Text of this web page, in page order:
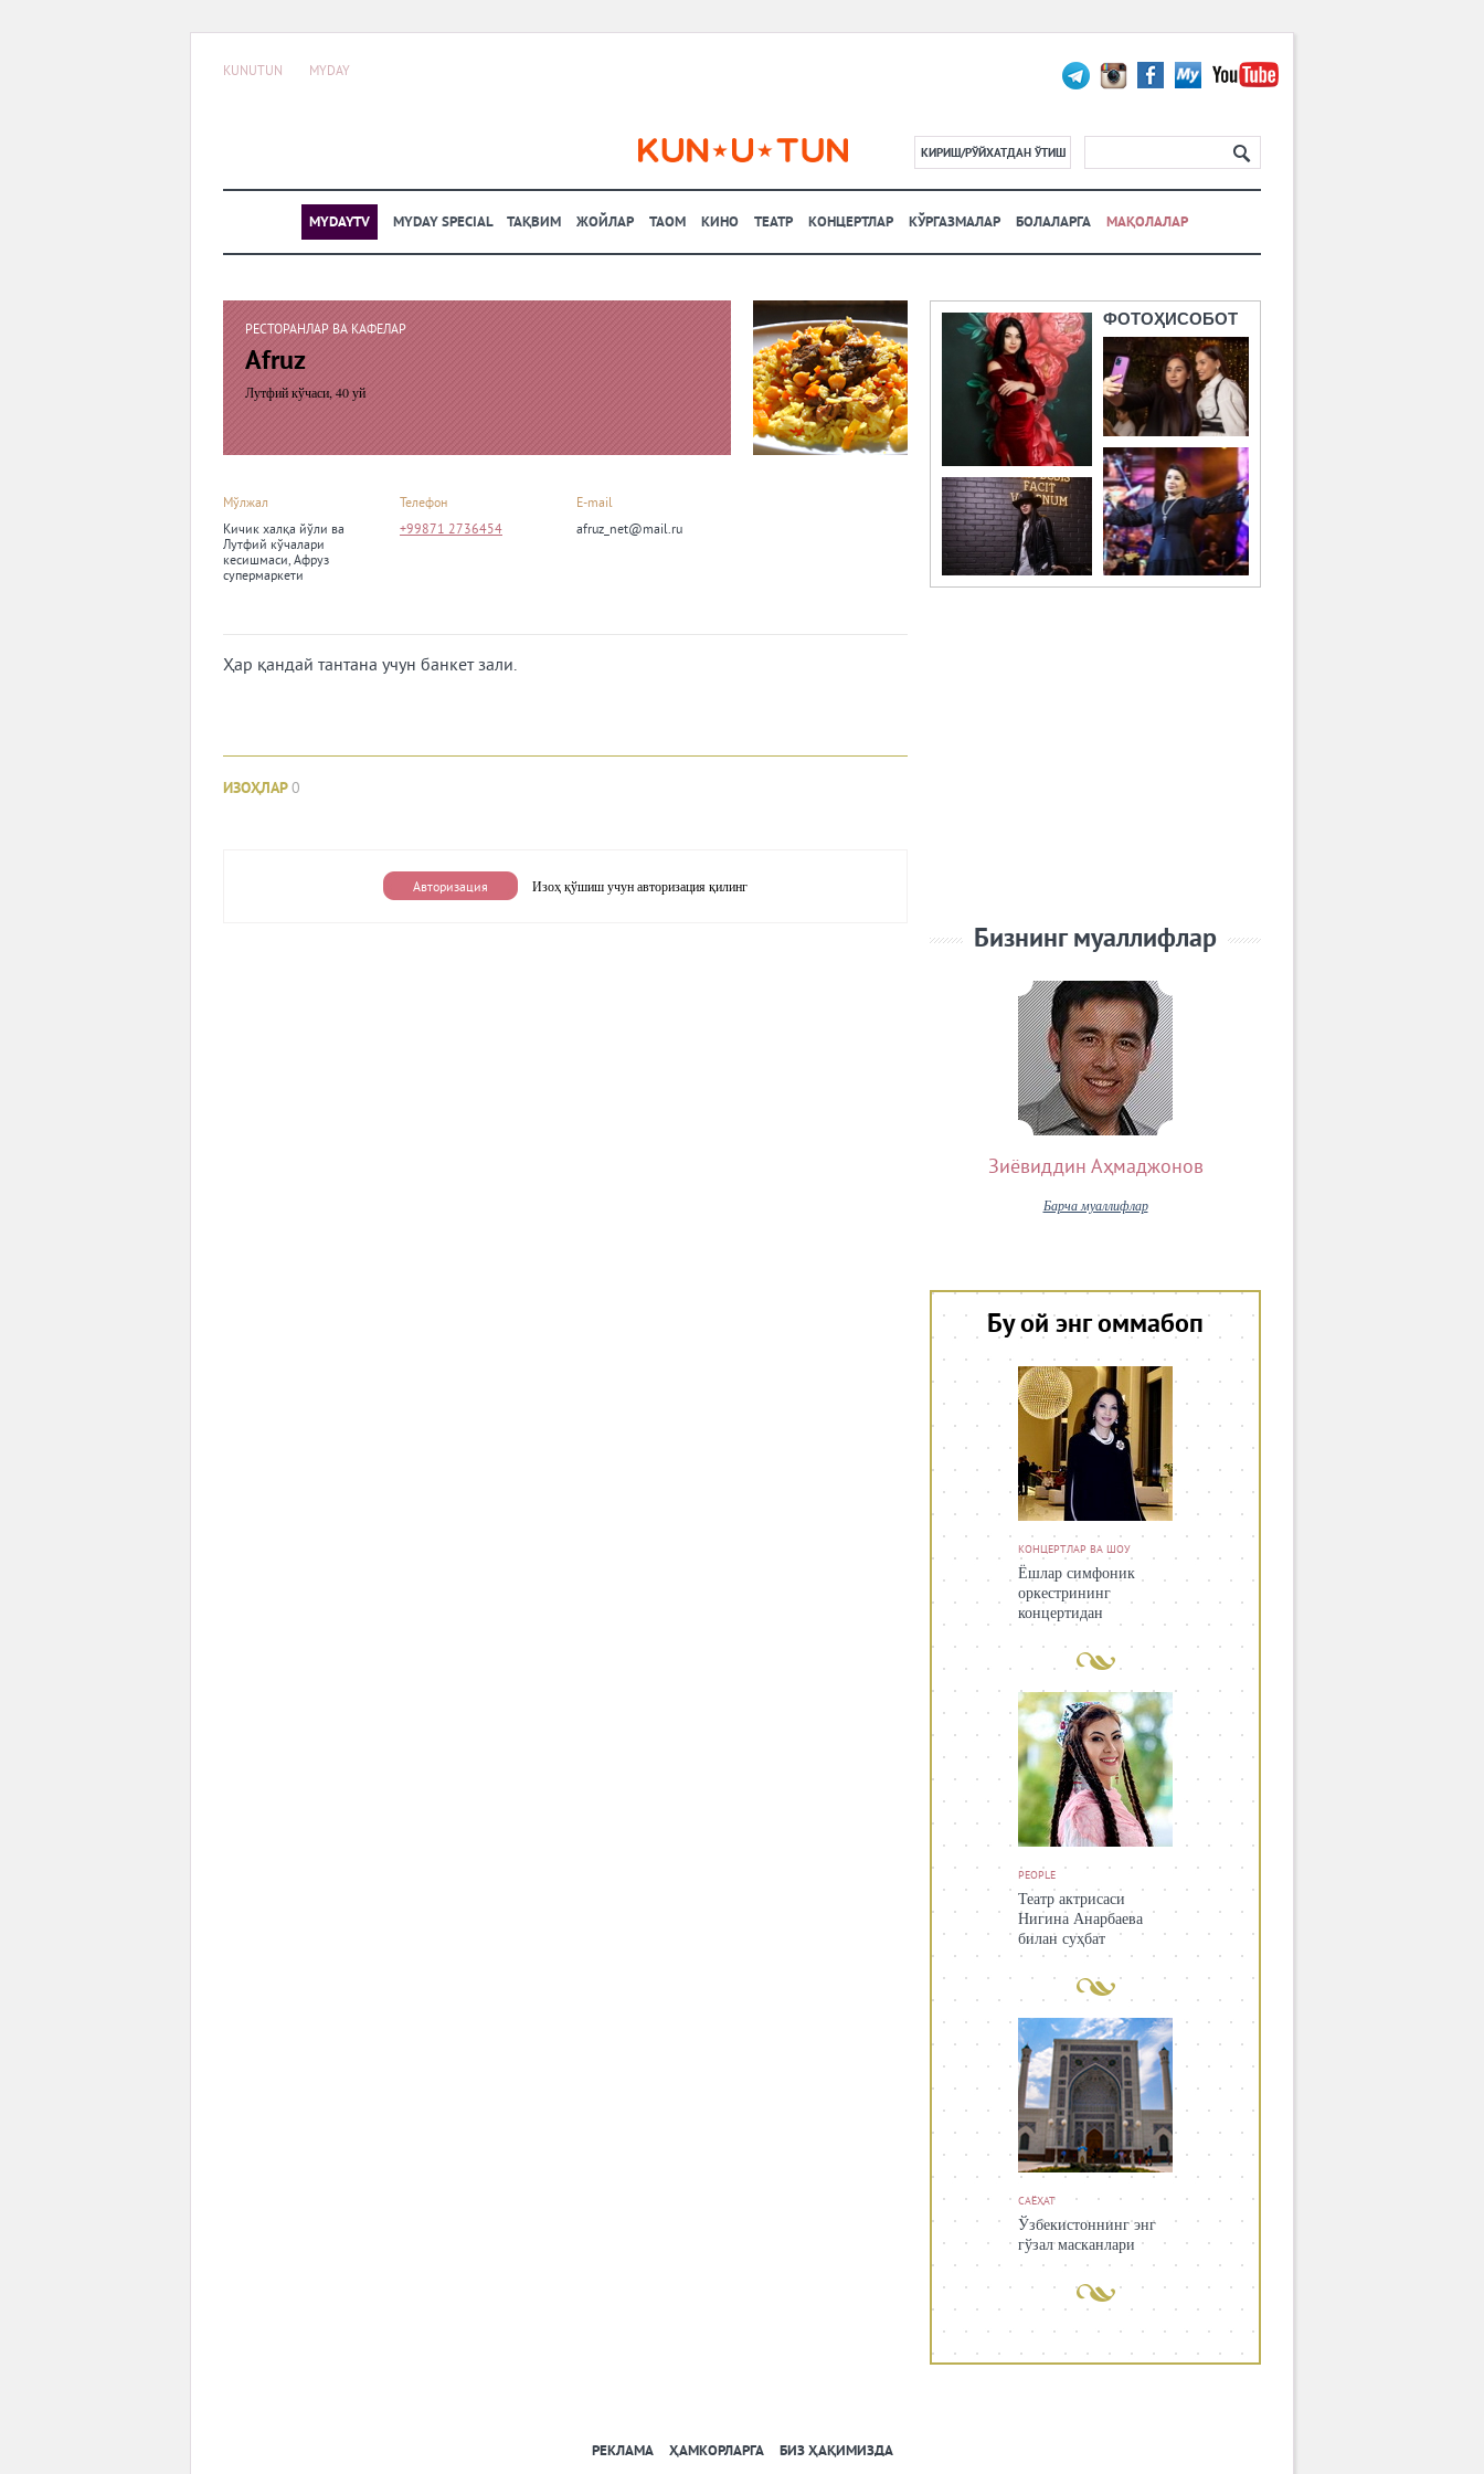
KUNUTUN MYDAY
КИРИШ/РЎЙХАТДАН ЎТИШ
MYDAYTV MYDAY SPECIAL ТАҚВИМ ЖОЙЛАР ТАОМ КИНО ТЕАТР КОНЦЕРТЛАР КЎРГАЗМАЛАР БОЛАЛАРГА МАҚОЛАЛАР
РЕСТОРАНЛАР ВА КАФЕЛАР
Afruz
Лутфий кўчаси, 40 уй
Мўлжал
Кичик халқа йўли ва
Лутфий кўчалари
кесишмаси, Афруз
супермаркети
Телефон
+99871 2736454
E-mail
afruz_net@mail.ru
Ҳар қандай тантана учун банкет зали.
ИЗОҲЛАР0
Авторизация Изоҳ қўшиш учун авторизация қилинг
ФОТОҲИСОБОТ
Бизнинг муаллифлар
Зиёвиддин Аҳмаджонов
Барча муаллифлар
Бу ой энг оммабоп
КОНЦЕРТЛАР ВА ШОУ
Ёшлар симфоник
оркестрининг
концертидан
PEOPLE
Театр актрисаси
Нигина Анарбаева
билан суҳбат
САЁҲАТ
Ўзбекистоннинг энг
гўзал масканлари
РЕКЛАМА ҲАМКОРЛАРГА БИЗ ҲАҚИМИЗДА